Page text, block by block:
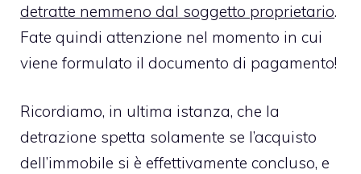
detratte nemmeno dal soggetto proprietario.
Fate quindi attenzione nel momento in cui
viene formulato il documento di pagamento!
Ricordiamo, in ultima istanza, che la
detrazione spetta solamente se l’acquisto
dell’immobile si è effettivamente concluso, e